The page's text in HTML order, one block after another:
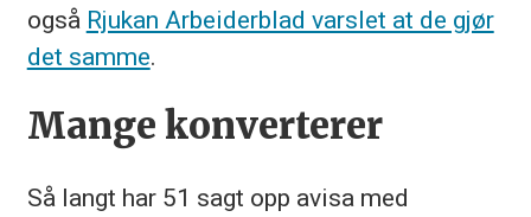
også Rjukan Arbeiderblad varslet at de gjør
det samme.
Mange konverterer
Så langt har 51 sagt opp avisa med